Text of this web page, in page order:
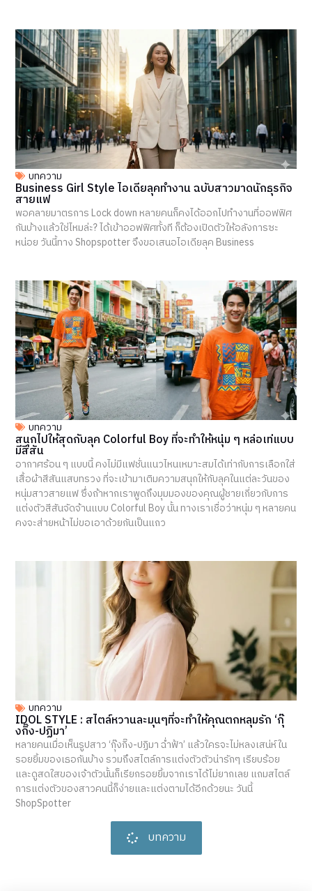
บทความ
Business Girl Style ไอเดียลุคทำงาน ฉบับสาวมาดนักธุรกิจ
สายแฟ
พอคลายมาตรการ Lock down หลายคนก็คงได้ออกไปทำงานที่ออฟฟิศ
กันบ้างแล้วใช่ไหมล่ะ? ได้เข้าออฟฟิศทั้งที ก็ต้องเปิดตัวให้อลังการซะ
หน่อย วันนี้ทาง Shopspotter จึงขอเสนอไอเดียลุค Business
บทความ
สนุกไปให้สุดกับลุค Colorful Boy ที่จะทำให้หนุ่ม ๆ หล่อเท่แบบ
มีสีสัน
อากาศร้อน ๆ แบบนี้ คงไม่มีแฟชั่นแนวไหนเหมาะสมได้เท่ากับการเลือกใส่
เสื้อผ้าสีสันแสบทรวง ที่จะเข้ามาเติมความสนุกให้กับลุคในแต่ละวันของ
หนุ่มสาวสายแฟ ซึ่งถ้าหากเราพูดถึงมุมมองของคุณผู้ชายเกี่ยวกับการ
แต่งตัวสีสันจัดจ้านแบบ Colorful Boy นั้น ทางเราเชื่อว่าหนุ่ม ๆ หลายคน
คงจะส่ายหน้าไม่ขอเอาด้วยกันเป็นแถว
บทความ
IDOL STYLE : สไตล์หวานละมุนๆที่จะทำให้คุณตกหลุมรัก ‘กุ๊
งกิ๊ง-ปฏิมา’
หลายคนเมื่อเห็นรูปสาว ‘กุ๊งกิ๊ง-ปฏิมา ฉ่ำฟ้า’ แล้วใครจะไม่หลงเสน่ห์ใน
รอยยิ้มของเธอกันบ้าง รวมถึงสไตล์การแต่งตัวตัวน่ารักๆ เรียบร้อย
และดูสดใสของเจ้าตัวนั้นก็เรียกรอยยิ้มจากเราได้ไม่ยากเลย แถมสไตล์
การแต่งตัวของสาวคนนี้ก็ง่ายและแต่งตามได้อีกด้วยนะ วันนี้
ShopSpotter
บทความ